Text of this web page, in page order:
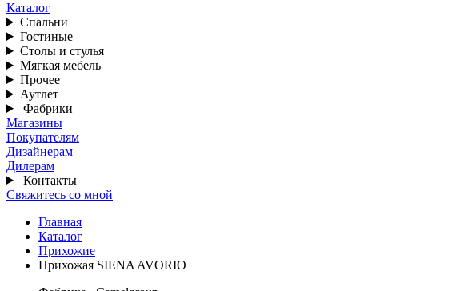
Каталог
Спальни
Гостиные
Столы и стулья
Мягкая мебель
Прочее
Аутлет
Фабрики
Магазины
Покупателям
Дизайнерам
Дилерам
Контакты
Свяжитесь со мной
Главная
Каталог
Прихожие
Прихожая SIENA AVORIO